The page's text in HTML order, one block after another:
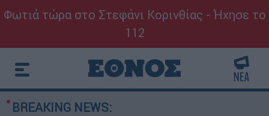
Φωτιά τώρα στο Στεφάνι Κορινθίας - Ήχησε το
112
BREAKING NEWS: